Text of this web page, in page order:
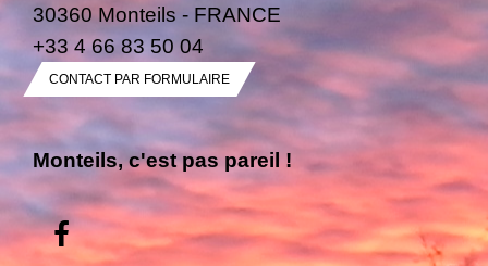
30360 Monteils - FRANCE
+33 4 66 83 50 04
CONTACT PAR FORMULAIRE
Monteils, c'est pas pareil !